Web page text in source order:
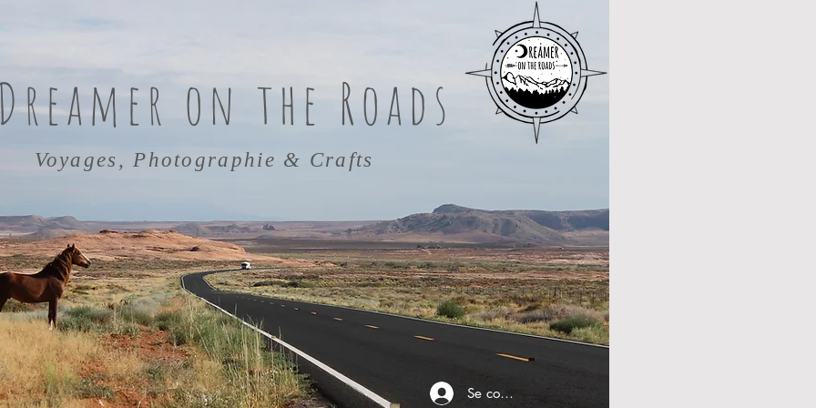
on the Roads
Voyages, Photographie & Crafts
Se connecter